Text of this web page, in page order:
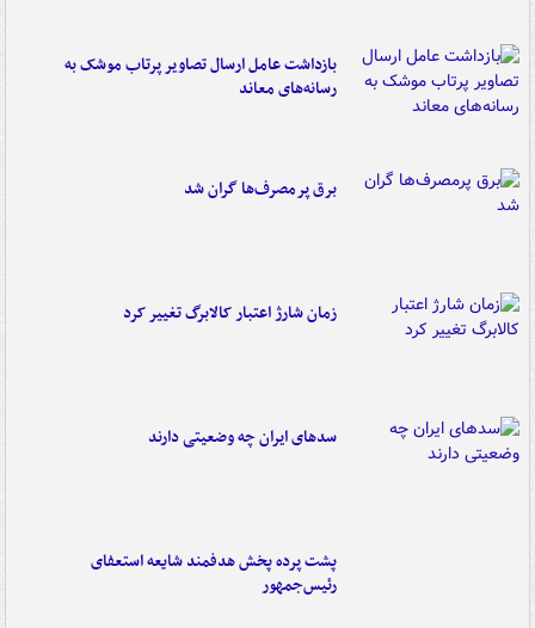
بازداشت عامل ارسال تصاویر پرتاب موشک به
رسانه‌های معاند
برق پرمصرف‌ها گران شد
زمان شارژ اعتبار کالابرگ تغییر کرد
سدهای ایران چه وضعیتی دارند
پشت پرده پخش هدفمند شایعه استعفای
رئیس‌جمهور